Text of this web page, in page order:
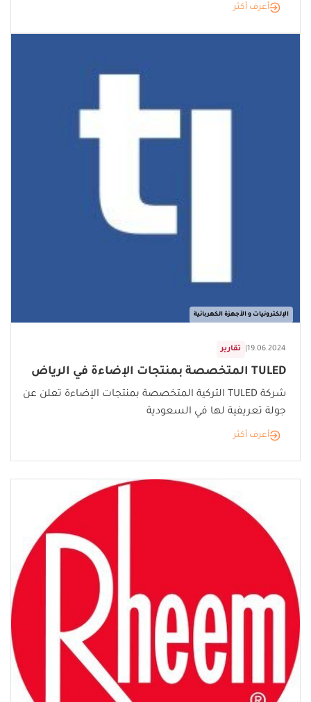
أعرف أكثر
الإلكترونيات و الأجهزة الكهربائية
تقارير 19.06.2024
TULED المتخصصة بمنتجات الإضاءة في الرياض
شركة TULED التركية المتخصصة بمنتجات الإضاءة تعلن عن
جولة تعريفية لها في السعودية
أعرف أكثر